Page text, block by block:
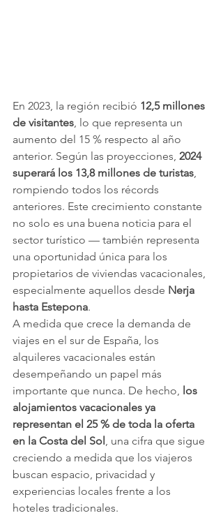
En 2023, la región recibió 12,5 millones
de visitantes, lo que representa un
aumento del 15 % respecto al año
anterior. Según las proyecciones, 2024
superará los 13,8 millones de turistas,
rompiendo todos los récords
anteriores. Este crecimiento constante
no solo es una buena noticia para el
sector turístico — también representa
una oportunidad única para los
propietarios de viviendas vacacionales,
especialmente aquellos desde Nerja
hasta Estepona.
A medida que crece la demanda de
viajes en el sur de España, los
alquileres vacacionales están
desempeñando un papel más
importante que nunca. De hecho, los
alojamientos vacacionales ya
representan el 25 % de toda la oferta
en la Costa del Sol, una cifra que sigue
creciendo a medida que los viajeros
buscan espacio, privacidad y
experiencias locales frente a los
hoteles tradicionales.